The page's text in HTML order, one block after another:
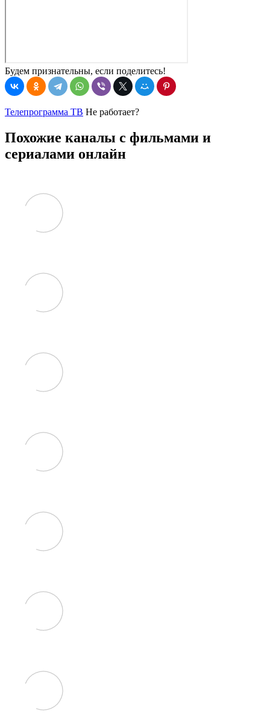
Будем признательны, если поделитесь!
Телепрограмма ТВ Не работает?
Похожие каналы с фильмами и
сериалами онлайн